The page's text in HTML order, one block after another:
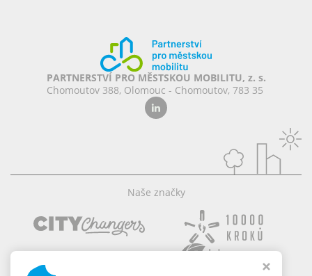
PARTNERSTVÍ PRO MĚSTSKOU MOBILITU, z. s.
Chomoutov 388, Olomouc - Chomoutov, 783 35
Naše značky